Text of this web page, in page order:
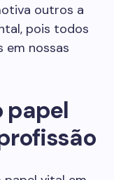
outros a
pois todos
em nossas
papel